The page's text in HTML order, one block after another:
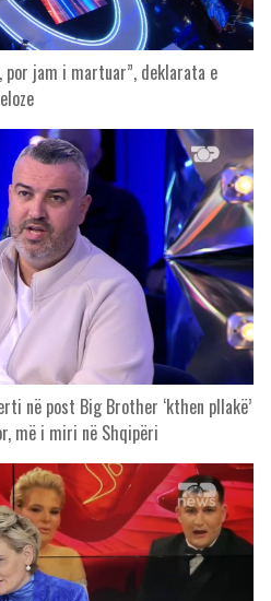
por jam i martuar”, deklarata e
në post Big Brother ‘kthen pllakë’
më i miri në Shqipëri